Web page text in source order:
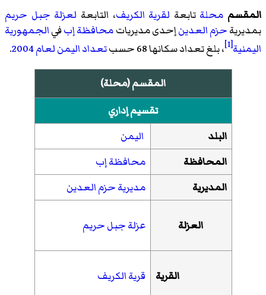
المقسم محلة تابعة لقرية الكريف، التابعة لعزلة جبل حريم
بمديريةحزم العدينإحدى مديرياتمحافظة إبفيالجمهورية
اليمنية[1] ، بلغ تعداد سكانها 68 حسب تعداد اليمن لعام 2004 .
المقسم (محلة)
تقسيم إداري
البلد
اليمن
المحافظة
محافظة إب
المديرية
مديرية حزم العدين
العزلة عزلة جبل حريم
القرية قرية الكريف